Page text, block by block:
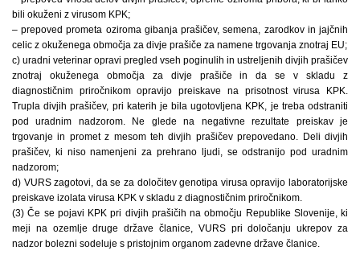
bili okuženi z virusom KPK;
– prepoved prometa oziroma gibanja prašičev, semena, zarodkov in jajčnih
celic z okuženega območja za divje prašiče za namene trgovanja znotraj EU;
c) uradni veterinar opravi pregled vseh poginulih in ustreljenih divjih prašičev
znotraj okuženega območja za divje prašiče in da se v skladu z
diagnostičnim priročnikom opravijo preiskave na prisotnost virusa KPK.
Trupla divjih prašičev, pri katerih je bila ugotovljena KPK, je treba odstraniti
pod uradnim nadzorom. Ne glede na negativne rezultate preiskav je
trgovanje in promet z mesom teh divjih prašičev prepovedano. Deli divjih
prašičev, ki niso namenjeni za prehrano ljudi, se odstranijo pod uradnim
nadzorom;
d) VURS zagotovi, da se za določitev genotipa virusa opravijo laboratorijske
preiskave izolata virusa KPK v skladu z diagnostičnim priročnikom.
(3) Če se pojavi KPK pri divjih prašičih na območju Republike Slovenije, ki
meji na ozemlje druge države članice, VURS pri določanju ukrepov za
nadzor bolezni sodeluje s pristojnim organom zadevne države članice.